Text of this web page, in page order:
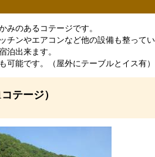
みのあるコテージです。
チンやエアコンなど他の設備も整ってい
泊出来ます。
可能です。（屋外にテーブルとイス有）
テージ）